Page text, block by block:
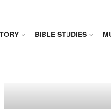
BIBLE STUDIES